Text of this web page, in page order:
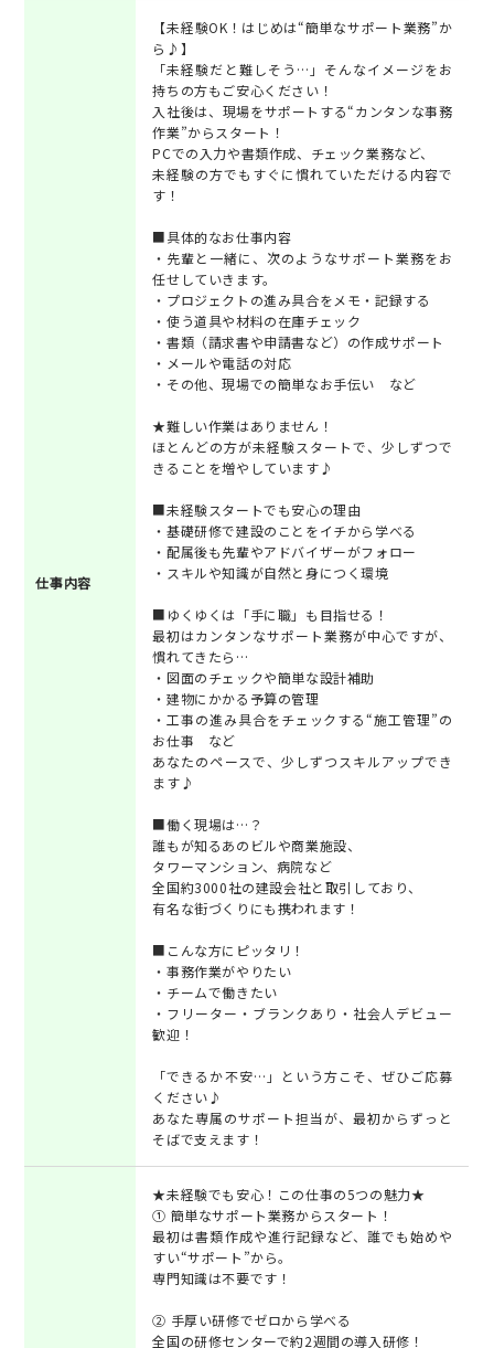
仕事内容
【未経験OK！はじめは“簡単なサポート業務”か
ら♪】
「未経験だと難しそう…」そんなイメージをお
持ちの方もご安心ください！
入社後は、現場をサポートする“カンタンな事務
作業”からスタート！
PCでの入力や書類作成、チェック業務など、
未経験の方でもすぐに慣れていただける内容で
す！
■具体的なお仕事内容
・先輩と一緒に、次のようなサポート業務をお
任せしていきます。
・プロジェクトの進み具合をメモ・記録する
・使う道具や材料の在庫チェック
・書類（請求書や申請書など）の作成サポート
・メールや電話の対応
・その他、現場での簡単なお手伝い など
★難しい作業はありません！
ほとんどの方が未経験スタートで、少しずつで
きることを増やしています♪
■未経験スタートでも安心の理由
・基礎研修で建設のことをイチから学べる
・配属後も先輩やアドバイザーがフォロー
・スキルや知識が自然と身につく環境
■ゆくゆくは「手に職」も目指せる！
最初はカンタンなサポート業務が中心ですが、
慣れてきたら…
・図面のチェックや簡単な設計補助
・建物にかかる予算の管理
・工事の進み具合をチェックする“施工管理”の
お仕事 など
あなたのペースで、少しずつスキルアップでき
ます♪
■働く現場は…？
誰もが知るあのビルや商業施設、
タワーマンション、病院など
全国約3000社の建設会社と取引しており、
有名な街づくりにも携われます！
■こんな方にピッタリ！
・事務作業がやりたい
・チームで働きたい
・フリーター・ブランクあり・社会人デビュー
歓迎！
「できるか不安…」という方こそ、ぜひご応募
ください♪
あなた専属のサポート担当が、最初からずっと
そばで支えます！
★未経験でも安心！この仕事の5つの魅力★
① 簡単なサポート業務からスタート！
最初は書類作成や進行記録など、誰でも始めや
すい“サポート”から。
専門知識は不要です！
② 手厚い研修でゼロから学べる
全国の研修センターで約2週間の導入研修！